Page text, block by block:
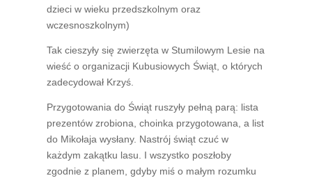
dzieci w wieku przedszkolnym oraz
wczesnoszkolnym)
Tak cieszyły się zwierzęta w Stumilowym Lesie na
wieść o organizacji Kubusiowych Świąt, o których
zadecydował Krzyś.
Przygotowania do Świąt ruszyły pełną parą: lista
prezentów zrobiona, choinka przygotowana, a list
do Mikołaja wysłany. Nastrój świąt czuć w
każdym zakątku lasu. I wszystko poszłoby
zgodnie z planem, gdyby miś o małym rozumku